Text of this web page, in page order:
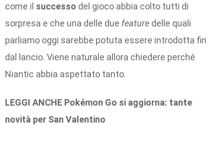
come il successo del gioco abbia colto tutti di
sorpresa e che una delle due feature delle quali
parliamo oggi sarebbe potuta essere introdotta fin
dal lancio. Viene naturale allora chiedere perché
Niantic abbia aspettato tanto.
LEGGI ANCHE Pokémon Go si aggiorna: tante
novità per San Valentino